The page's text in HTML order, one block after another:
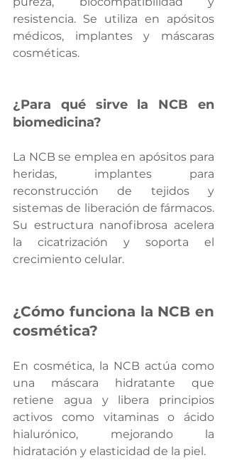
resistencia. Se utiliza en apósitos
médicos, implantes y máscaras
cosméticas.
¿Para qué sirve la NCB en
biomedicina?
La NCB se emplea en apósitos para
heridas, implantes para
reconstrucción de tejidos y
sistemas de liberación de fármacos.
Su estructura nanofibrosa acelera
la cicatrización y soporta el
crecimiento celular.
¿Cómo funciona la NCB en
cosmética?
En cosmética, la NCB actúa como
una máscara hidratante que
retiene agua y libera principios
activos como vitaminas o ácido
hialurónico, mejorando la
hidratación y elasticidad de la piel.